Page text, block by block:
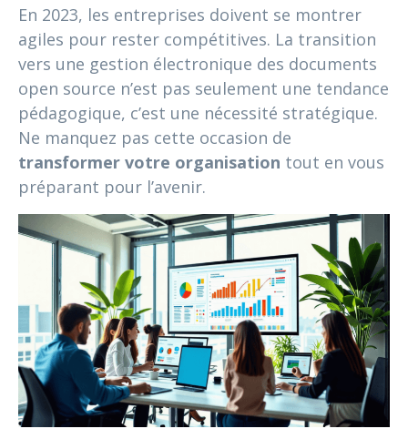
En 2023, les entreprises doivent se montrer
agiles pour rester compétitives. La transition
vers une gestion électronique des documents
open source n’est pas seulement une tendance
pédagogique, c’est une nécessité stratégique.
Ne manquez pas cette occasion de
transformer votre organisation tout en vous
préparant pour l’avenir.